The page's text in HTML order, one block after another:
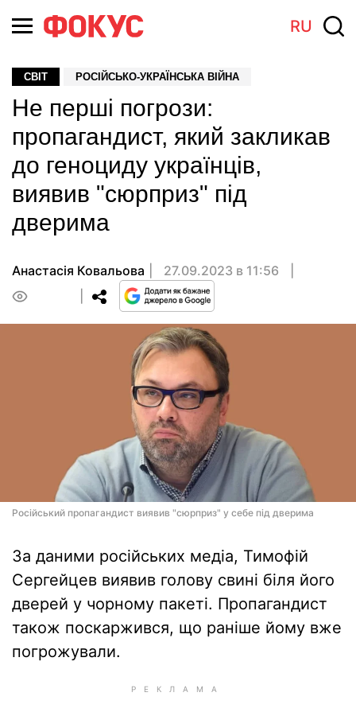
RU
СВІТ РОСІЙСЬКО-УКРАЇНСЬКА ВІЙНА
Не перші погрози:
пропагандист, який закликав
до геноциду українців,
виявив "сюрприз" під
дверима
Анастасія Ковальова
27.09.2023 в 11:56
Російський пропагандист виявив "сюрприз" у себе під дверима
За даними російських медіа, Тимофій
Сергейцев виявив голову свині біля його
дверей у чорному пакеті. Пропагандист
також поскаржився, що раніше йому вже
погрожували.